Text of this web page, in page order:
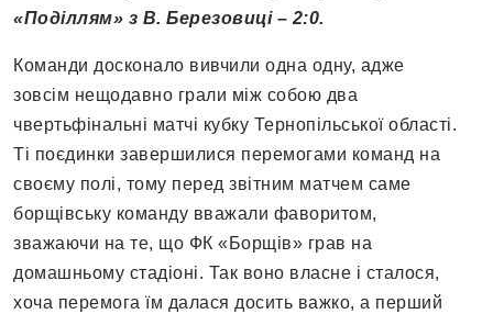
«Поділлям» з В. Березовиці – 2:0.
Команди досконало вивчили одна одну, адже
зовсім нещодавно грали між собою два
чвертьфінальні матчі кубку Тернопільської області.
Ті поєдинки завершилися перемогами команд на
своєму полі, тому перед звітним матчем саме
борщівську команду вважали фаворитом,
зважаючи на те, що ФК «Борщів» грав на
домашньому стадіоні. Так воно власне і сталося,
хоча перемога їм далася досить важко, а перший